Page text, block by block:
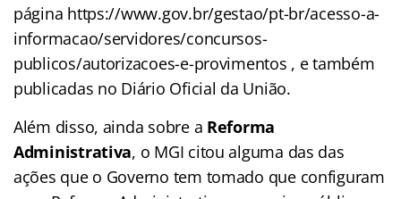
página https://www.gov.br/gestao/pt-br/acesso-a-
informacao/servidores/concursos-
publicos/autorizacoes-e-provimentos , e também
publicadas no Diário Oficial da União.
Além disso, ainda sobre a Reforma
Administrativa, o MGI citou alguma das das
ações que o Governo tem tomado que configuram